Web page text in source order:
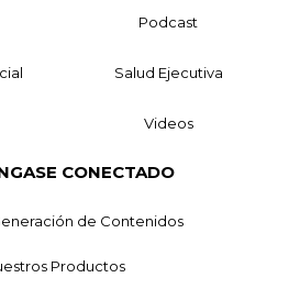
Podcast
Salud Ejecutiva
Videos
CONECTADO
de Contenidos
Productos